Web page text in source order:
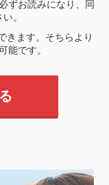
ずお読みになり、同
。
きます。そちらより
能です。